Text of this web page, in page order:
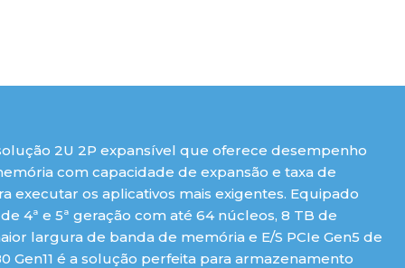
2U 2P expansível que oferece desempenho
com capacidade de expansão e taxa de
executar os aplicativos mais exigentes. Equipado
4ª e 5ª geração com até 64 núcleos, 8 TB de
largura de banda de memória e E/S PCIe Gen5 de
Gen11 é a solução perfeita para armazenamento